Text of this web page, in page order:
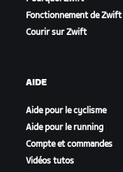
Fonctionnement de Zwift
Courir sur Zwift
AIDE
Aide pour le cyclisme
Aide pour le running
Compte et commandes
Vidéos tutos